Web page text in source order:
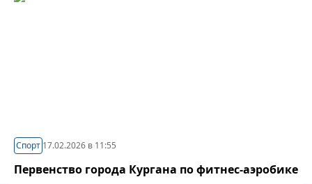
Спорт 17.02.2026 в 11:55
Первенство города Кургана по фитнес-аэробике